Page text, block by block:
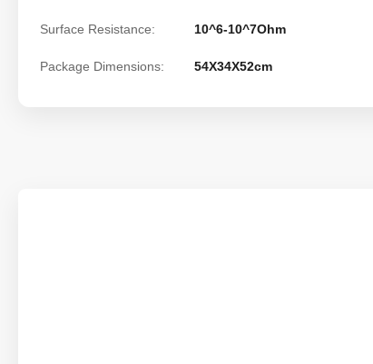
Surface Resistance: 10^6-10^7Ohm
Package Dimensions: 54X34X52cm